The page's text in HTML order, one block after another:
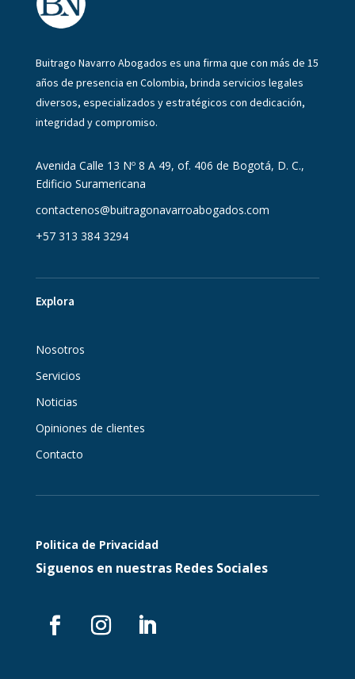
Buitrago Navarro Abogados es una firma que con más de 15
años de presencia en Colombia, brinda servicios legales
diversos, especializados y estratégicos con dedicación,
integridad y compromiso.
Avenida Calle 13 Nº 8 A 49, of. 406 de Bogotá, D. C.,
Edificio Suramericana
contactenos@buitragonavarroabogados.com
+57 313 384 3294
Explora
Nosotros
Servicios
Noticias
Opiniones de clientes
Contacto
Politica de Privacidad
Siguenos en nuestras Redes Sociales